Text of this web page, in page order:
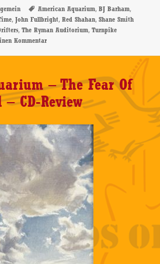
Schlagwörter
American Aquarium,BJ Barham,
,John Fullbright,Red Shahan,Shane Smith
,The Ryman Auditorium,Turnpike
Kommentarzu The Lowdown Drifters – In Time –
– The Fear Of
CD-Review